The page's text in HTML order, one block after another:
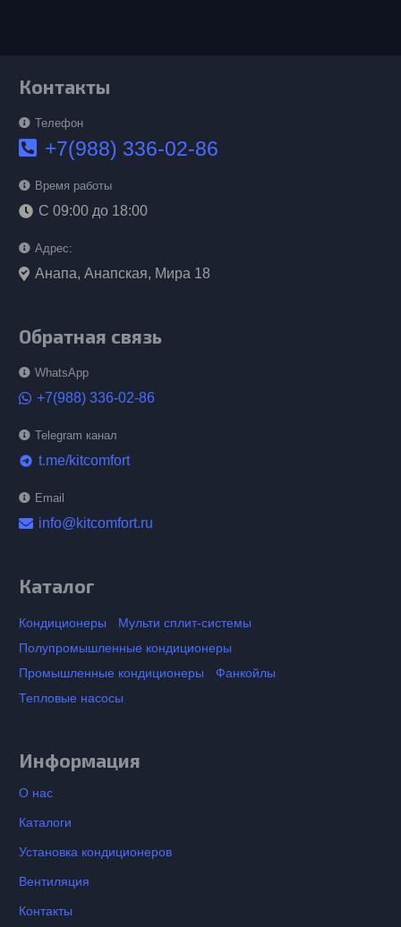
Контакты
Телефон
+7(988) 336-02-86
Время работы
С 09:00 до 18:00
Адрес:
Анапа, Анапская, Мира 18
Обратная связь
WhatsApp
+7(988) 336-02-86
Telegram канал
telegram t.me/kitcomfort
Email
info@kitcomfort.ru
Каталог
Кондиционеры
Мульти сплит-системы
Полупромышленные кондиционеры
Промышленные кондиционеры
Фанкойлы
Тепловые насосы
Информация
О нас
Каталоги
Установка кондиционеров
Вентиляция
Контакты